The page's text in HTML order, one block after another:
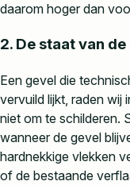
daarom hoger dan
2. De staat van
Een gevel die
vervuild lijkt, raden wij
niet om te schilderen.
wanneer de gevel
hardnekkige vlekken
of de bestaande